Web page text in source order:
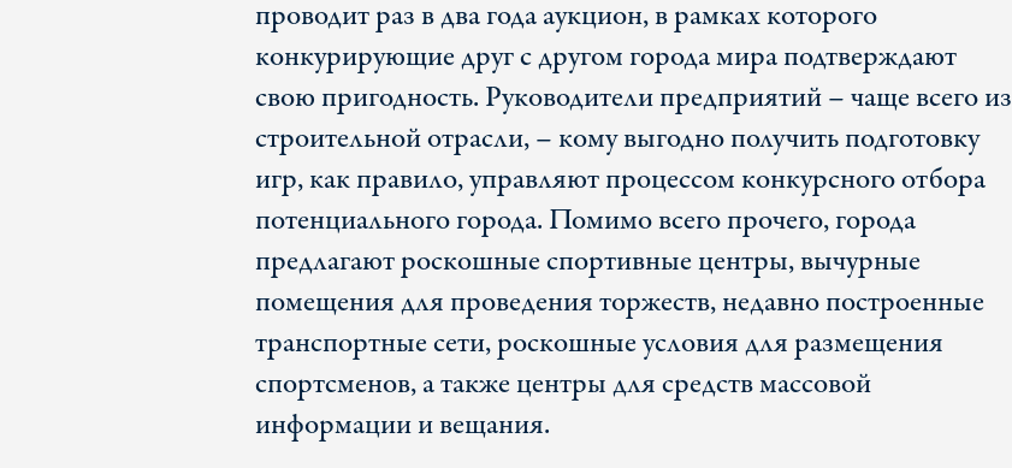
проводит раз в два года аукцион, в рамках которого
конкурирующие друг с другом города мира подтверждают
свою пригодность. Руководители предприятий – чаще всего из
строительной отрасли, – кому выгодно получить подготовку
игр, как правило, управляют процессом конкурсного отбора
потенциального города. Помимо всего прочего, города
предлагают роскошные спортивные центры, вычурные
помещения для проведения торжеств, недавно построенные
транспортные сети, роскошные условия для размещения
спортсменов, а также центры для средств массовой
информации и вещания.